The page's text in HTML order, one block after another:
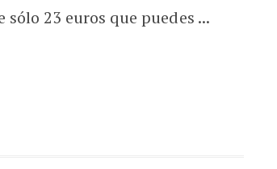
23 euros que puedes ...